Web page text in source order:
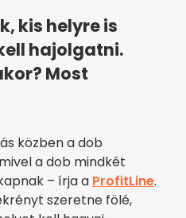
kis helyre is
hajolgatni.
Most
közben a dob
a dob mindkét
– írja a ProfitLine.
szeretne fölé,